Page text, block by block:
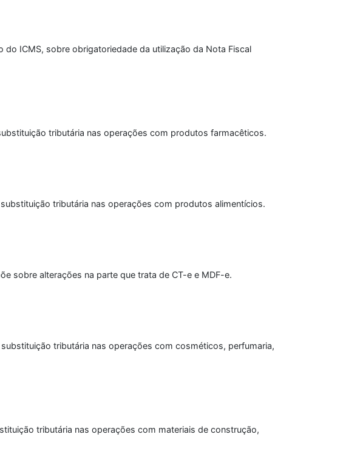
ICMS, sobre obrigatoriedade da utilização da Nota Fiscal
tributária nas operações com produtos farmacêticos.
tributária nas operações com produtos alimentícios.
sobre alterações na parte que trata de CT-e e MDF-e.
tributária nas operações com cosméticos, perfumaria,
tributária nas operações com materiais de construção,